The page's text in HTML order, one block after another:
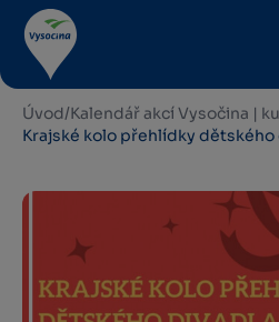
Úvod/Kalendář akcí Vysočina |
Krajské kolo přehlídky dětského